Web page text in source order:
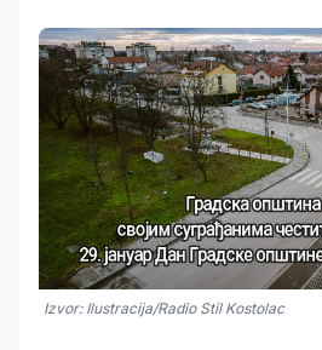
Izvor: Ilustracija/Radio Stil Kostolac